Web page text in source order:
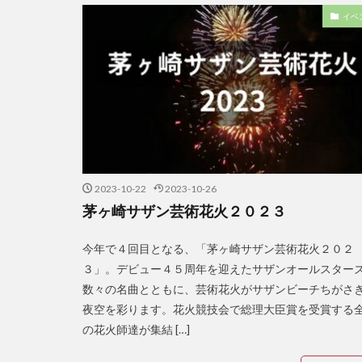
イベ
2023-10-22 2023-10-26
茅ヶ崎サザン芸術花火２０２３
今年で４回目となる、「茅ヶ崎サザン芸術花火２０２
３」。デビュー４５周年を迎えたサザンオールスター
数々の名曲とともに、芸術花火がサザンビーチちがさ
夜空を彩ります。花火競技会で総理大臣賞を受賞する
の花火師達が集結 […]